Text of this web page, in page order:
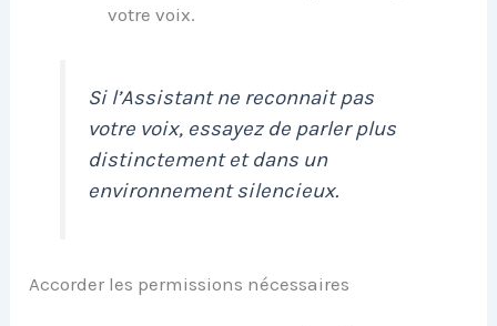
votre voix.
Si l’Assistant ne reconnait pas
votre voix, essayez de parler plus
distinctement et dans un
environnement silencieux.
Accorder les permissions nécessaires